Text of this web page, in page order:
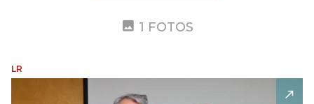
1 FOTOS
LR